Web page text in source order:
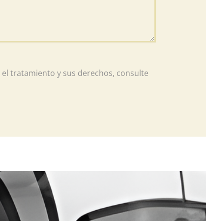
tratamiento y sus derechos, consulte